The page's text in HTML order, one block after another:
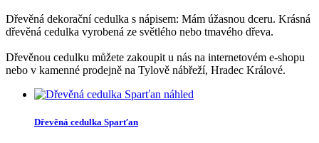
Dřevěná dekorační cedulka s nápisem: Mám úžasnou dceru. Krásná
dřevěná cedulka vyrobená ze světlého nebo tmavého dřeva.
Dřevěnou cedulku můžete zakoupit u nás na internetovém e-shopu
nebo v kamenné prodejně na Tylově nábřeží, Hradec Králové.
náhled
Dřevěná cedulka Sparťan